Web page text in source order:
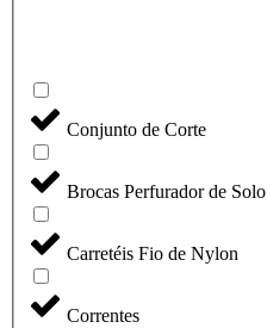
Conjunto de Corte
Brocas Perfurador de Solo
Carretéis Fio de Nylon
Correntes